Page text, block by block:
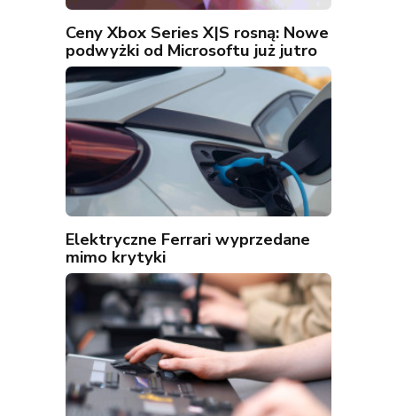
Ceny Xbox Series X|S rosną: Nowe
podwyżki od Microsoftu już jutro
Elektryczne Ferrari wyprzedane
mimo krytyki